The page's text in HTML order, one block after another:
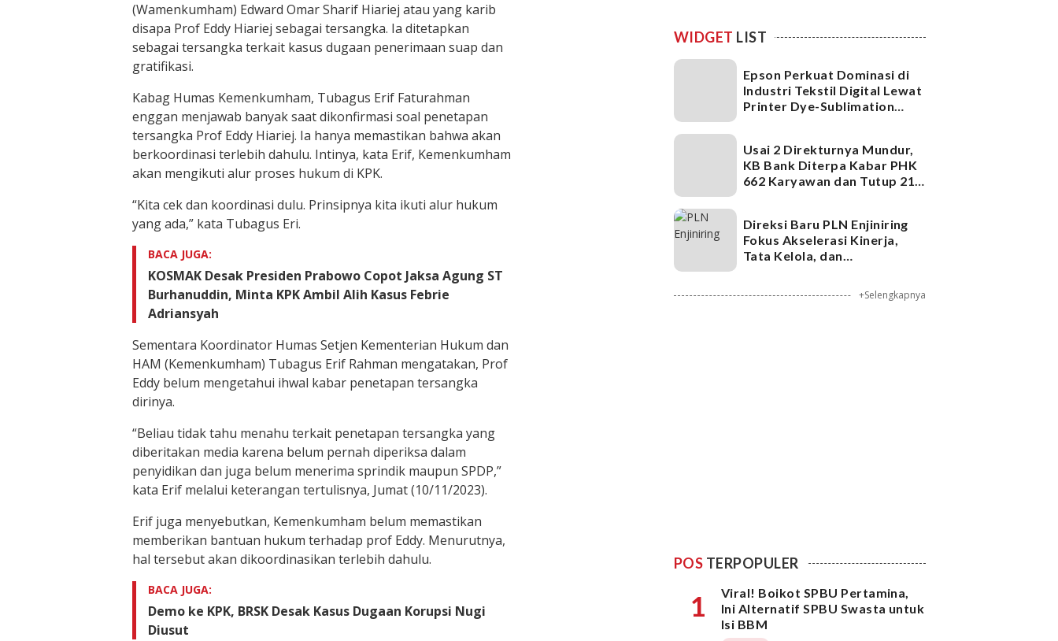
(Wamenkumham) Edward Omar Sharif Hiariej atau yang karib
disapa Prof Eddy Hiariej sebagai tersangka. Ia ditetapkan
sebagai tersangka terkait kasus dugaan penerimaan suap dan
gratifikasi.
Kabag Humas Kemenkumham, Tubagus Erif Faturahman
enggan menjawab banyak saat dikonfirmasi soal penetapan
tersangka Prof Eddy Hiariej. Ia hanya memastikan bahwa akan
berkoordinasi terlebih dahulu. Intinya, kata Erif, Kemenkumham
akan mengikuti alur proses hukum di KPK.
“Kita cek dan koordinasi dulu. Prinsipnya kita ikuti alur hukum
yang ada,” kata Tubagus Eri.
BACA JUGA:
KOSMAK Desak Presiden Prabowo Copot Jaksa Agung ST
Burhanuddin, Minta KPK Ambil Alih Kasus Febrie
Adriansyah
Sementara Koordinator Humas Setjen Kementerian Hukum dan
HAM (Kemenkumham) Tubagus Erif Rahman mengatakan, Prof
Eddy belum mengetahui ihwal kabar penetapan tersangka
dirinya.
“Beliau tidak tahu menahu terkait penetapan tersangka yang
diberitakan media karena belum pernah diperiksa dalam
penyidikan dan juga belum menerima sprindik maupun SPDP,”
kata Erif melalui keterangan tertulisnya, Jumat (10/11/2023).
Erif juga menyebutkan, Kemenkumham belum memastikan
memberikan bantuan hukum terhadap prof Eddy. Menurutnya,
hal tersebut akan dikoordinasikan terlebih dahulu.
BACA JUGA:
Demo ke KPK, BRSK Desak Kasus Dugaan Korupsi Nugi
Diusut
WIDGET LIST
Epson Perkuat Dominasi di
Industri Tekstil Digital Lewat
Printer Dye-Sublimation
Usai 2 Direkturnya Mundur,
KB Bank Diterpa Kabar PHK
662 Karyawan dan Tutup 21
Direksi Baru PLN Enjiniring
Fokus Akselerasi Kinerja,
Tata Kelola, dan
+Selengkapnya
POS TERPOPULER
1
Viral! Boikot SPBU Pertamina,
Ini Alternatif SPBU Swasta untuk
Isi BBM